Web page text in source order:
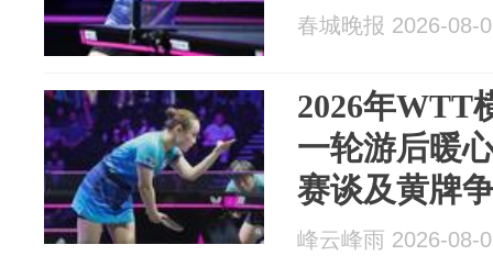
春城晚报 2026-08-
2026年WTT
一轮游后暖
赛谈及黄牌
峰云峰雨 2026-08-